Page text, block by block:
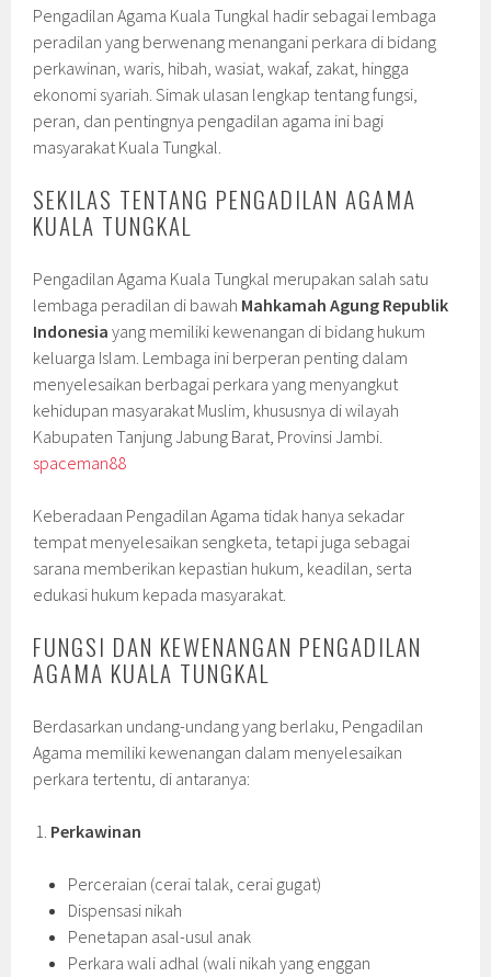
Pengadilan Agama Kuala Tungkal hadir sebagai lembaga
peradilan yang berwenang menangani perkara di bidang
perkawinan, waris, hibah, wasiat, wakaf, zakat, hingga
ekonomi syariah. Simak ulasan lengkap tentang fungsi,
peran, dan pentingnya pengadilan agama ini bagi
masyarakat Kuala Tungkal.
SEKILAS TENTANG PENGADILAN AGAMA
KUALA TUNGKAL
Pengadilan Agama Kuala Tungkal merupakan salah satu
lembaga peradilan di bawah Mahkamah Agung Republik
Indonesia yang memiliki kewenangan di bidang hukum
keluarga Islam. Lembaga ini berperan penting dalam
menyelesaikan berbagai perkara yang menyangkut
kehidupan masyarakat Muslim, khususnya di wilayah
Kabupaten Tanjung Jabung Barat, Provinsi Jambi.
spaceman88
Keberadaan Pengadilan Agama tidak hanya sekadar
tempat menyelesaikan sengketa, tetapi juga sebagai
sarana memberikan kepastian hukum, keadilan, serta
edukasi hukum kepada masyarakat.
FUNGSI DAN KEWENANGAN PENGADILAN
AGAMA KUALA TUNGKAL
Berdasarkan undang-undang yang berlaku, Pengadilan
Agama memiliki kewenangan dalam menyelesaikan
perkara tertentu, di antaranya:
Perkawinan
Perceraian (cerai talak, cerai gugat)
Dispensasi nikah
Penetapan asal-usul anak
Perkara wali adhal (wali nikah yang enggan